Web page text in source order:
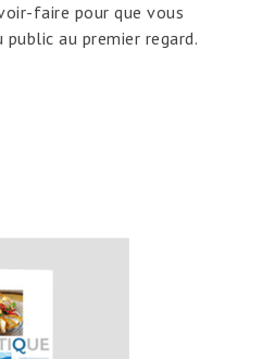
faire pour que vous
au premier regard.